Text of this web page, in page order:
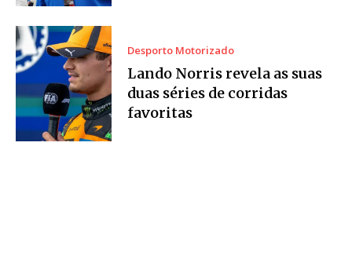
Desporto Motorizado
Lando Norris revela as suas
duas séries de corridas
favoritas